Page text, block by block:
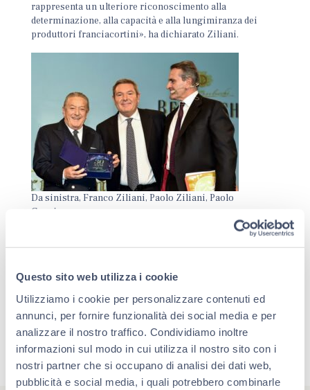
Questo sito web utilizza i cookie
Utilizziamo i cookie per personalizzare contenuti ed
annunci, per fornire funzionalità dei social media e per
analizzare il nostro traffico. Condividiamo inoltre
informazioni sul modo in cui utilizza il nostro sito con i
nostri partner che si occupano di analisi dei dati web,
pubblicità e social media, i quali potrebbero combinarle
rappresenta un ulteriore riconoscimento alla
determinazione, alla capacità e alla lungimiranza dei
produttori franciacortini», ha dichiarato Ziliani.
Da sinistra, Franco Ziliani, Paolo Ziliani, Paolo
Cuccia